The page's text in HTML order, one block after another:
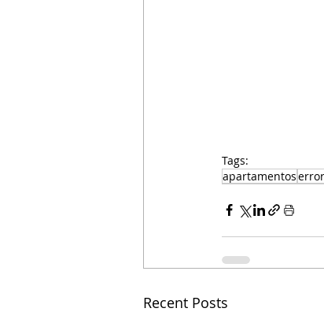
Tags:
apartamentoserror
Recent Posts